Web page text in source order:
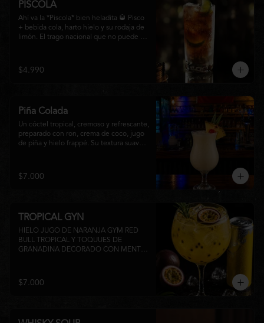
PISCOLA
Ahí va la *Piscola* bien heladita 🥃 Pisco
+ bebida cola, harto hielo y su rodaja de
limón. El trago nacional que no puede
$4.990
Piña Colada
Un cóctel tropical, cremoso y refrescante,
preparado con ron, crema de coco, jugo
de piña y hielo frappé. Su textura suave y
disfrutar de un momento de relajo o
acompañar la experiencia gastronómica
$7.000
TROPICAL GYN
HIELO JUGO DE NARANJA GYM RED
BULL TROPICAL Y TOQUUES DE
GRANADINA DECORADO CON MENTA
$7.000